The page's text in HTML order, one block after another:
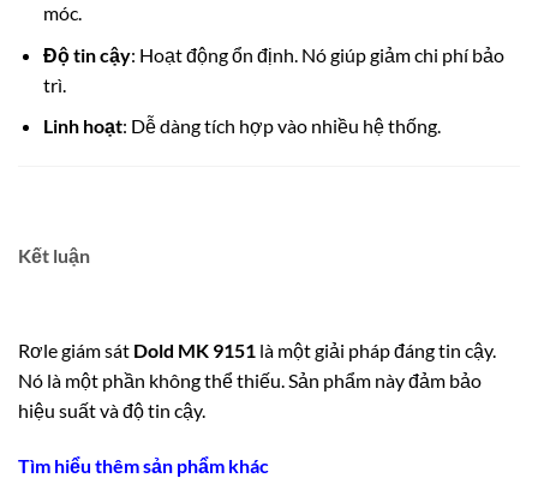
móc.
Độ tin cậy: Hoạt động ổn định. Nó giúp giảm chi phí bảo
trì.
Linh hoạt: Dễ dàng tích hợp vào nhiều hệ thống.
Kết luận
Rơle giám sát Dold MK 9151 là một giải pháp đáng tin cậy.
Nó là một phần không thể thiếu. Sản phẩm này đảm bảo
hiệu suất và độ tin cậy.
Tìm hiểu thêm sản phẩm khác